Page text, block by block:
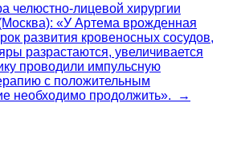
челюстно-лицевой хирургии
«У Артема врожденная
развития кровеносных сосудов,
разрастаются, увеличивается
проводили импульсную
с положительным
необходимо продолжить». →